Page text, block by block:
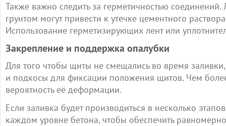
Также важно следить за герметичностью
грунтом могут привести к утечке цементного
Использование герметизирующих лент или
Закрепление и поддержка опалубки
Для того чтобы щиты не смещались во время
и подкосы для фиксации положения щитов. Чем
вероятность её деформации.
Если заливка будет производиться в несколько
каждом уровне бетона, чтобы обеспечить